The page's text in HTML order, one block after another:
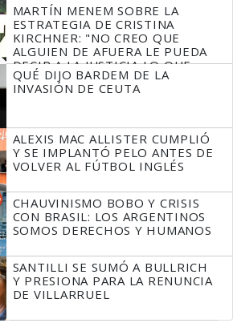
MARTÍN MENEM SOBRE LA
ESTRATEGIA DE CRISTINA
KIRCHNER: "NO CREO QUE
ALGUIEN DE AFUERA LE PUEDA
DECIR A LA JUSTICIA LO QUE
TIENE QUE HACER"
QUÉ DIJO BARDEM DE LA
INVASIÓN DE CEUTA
ALEXIS MAC ALLISTER CUMPLIÓ
Y SE IMPLANTÓ PELO ANTES DE
VOLVER AL FÚTBOL INGLÉS
CHAUVINISMO BOBO Y CRISIS
CON BRASIL: LOS ARGENTINOS
SOMOS DERECHOS Y HUMANOS
SANTILLI SE SUMÓ A BULLRICH
Y PRESIONA PARA LA RENUNCIA
DE VILLARRUEL